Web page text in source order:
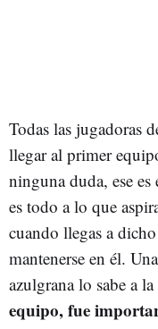
Todas las jugadoras
llegar al primer
ninguna duda, ese
es todo a lo que
cuando llegas a
mantenerse en él.
azulgrana lo sabe a
equipo, fue